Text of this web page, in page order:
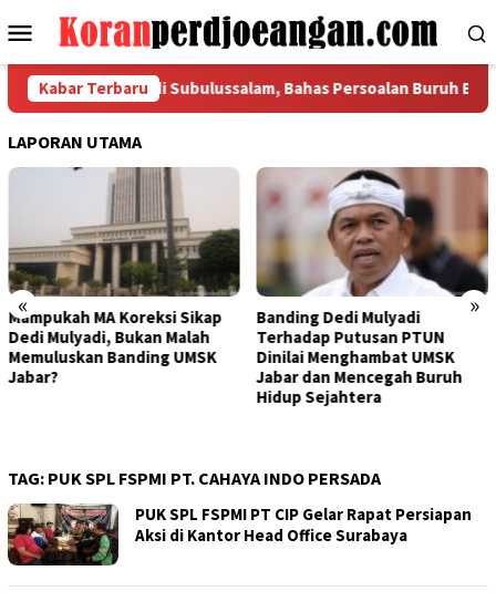
ke
Menu
Mobile
Kabar Terbaru
FSPMI Tiba di Subulussalam, Bahas Persoalan Buruh Bersama
LAPORAN UTAMA
« »
Mampukah MA Koreksi Sikap
Dedi Mulyadi, Bukan Malah
Memuluskan Banding UMSK
Jabar?
Banding Dedi Mulyadi
Terhadap Putusan PTUN
Dinilai Menghambat UMSK
Jabar dan Mencegah Buruh
Hidup Sejahtera
TAG: PUK SPL FSPMI PT. CAHAYA INDO PERSADA
PUK SPL FSPMI PT CIP Gelar Rapat Persiapan
Aksi di Kantor Head Office Surabaya